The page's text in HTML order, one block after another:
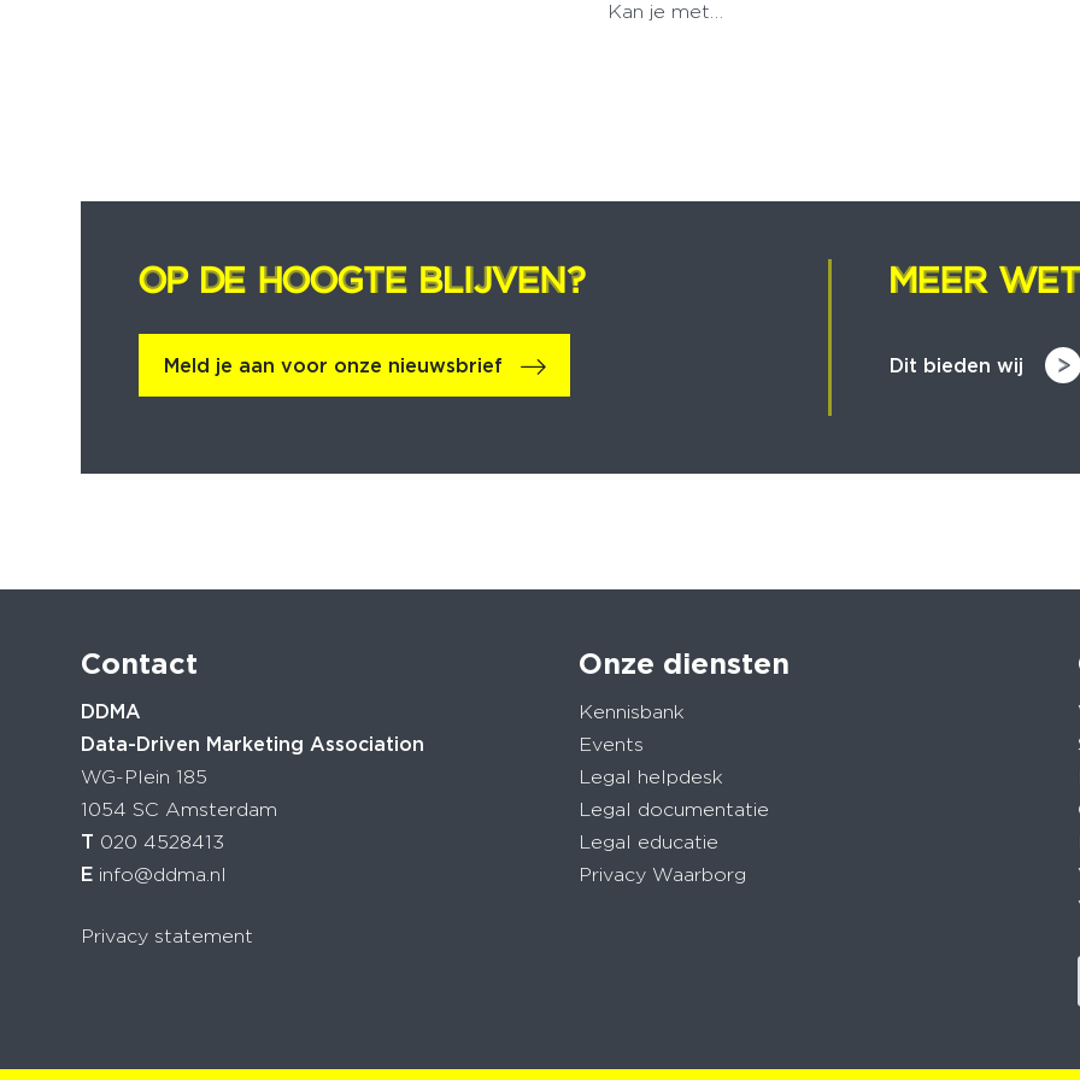
Kan je met…
OP DE HOOGTE BLIJVEN?
OP DE HOOGTE BLIJVEN?
Meld je aan voor onze nieuwsbrief
MEER
MEER
Dit bieden wij
Contact
DDMA
Data-Driven Marketing Association
WG-Plein 185
1054 SC Amsterdam
T 020 4528413
E info@ddma.nl
Privacy statement
Onze diensten
Kennisbank
Events
Legal helpdesk
Legal documentatie
Legal educatie
Privacy Waarborg